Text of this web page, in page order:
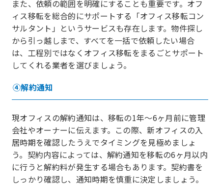
また、依頼の範囲を明確にすることも重要です。オフ
ィス移転を総合的にサポートする「オフィス移転コン
サルタント」というサービスも存在します。物件探し
から引っ越しまで、すべてを一括で依頼したい場合
は、工程別ではなくオフィス移転をまるごとサポート
してくれる業者を選びましょう。
④解約通知
現オフィスの解約通知は、移転の1年〜6ヶ月前に管理
会社やオーナーに伝えます。この際、新オフィスの入
居時期を確認したうえでタイミングを見極めましょ
う。契約内容によっては、解約通知を移転の6ヶ月以内
に行うと解約料が発生する場合もあります。契約書を
しっかり確認し、通知時期を慎重に決定しましょう。